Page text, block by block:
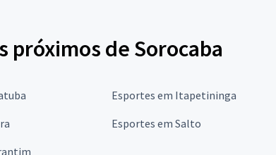
próximos de Sorocaba
Esportes em Itapetininga
Esportes em Salto